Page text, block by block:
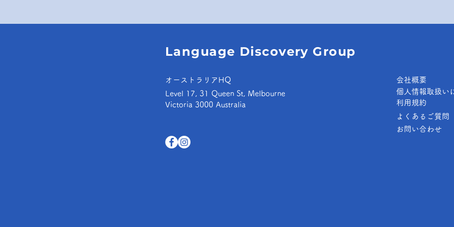
Language Discovery Group
オーストラリアHQ
Level 17, 31 Queen St, Melbourne
Victoria 3000 Australia
​会社概要
個人情報取扱い
​利用規約
よくあるご質問
お問い合わせ